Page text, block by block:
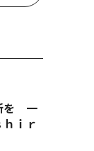
を 一
ｉｒ